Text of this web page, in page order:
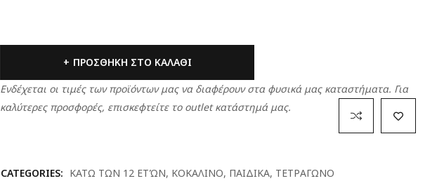
ΠΡΟΣΘΉΚΗ ΣΤΟ ΚΑΛΆΘΙ
Ενδέχεται οι τιμές των προϊόντων μας να διαφέρουν στα φυσικά μας καταστήματα. Για
καλύτερες προσφορές, επισκεφτείτε το outlet κατάστημά μας.
CATEGORIES: ΚΑΤΩ ΤΩΝ 12 ΕΤΏΝ, ΚΟΚΑΛΙΝΟ, ΠΑΙΔΙΚΑ, ΤΕΤΡΑΓΩΝΟ